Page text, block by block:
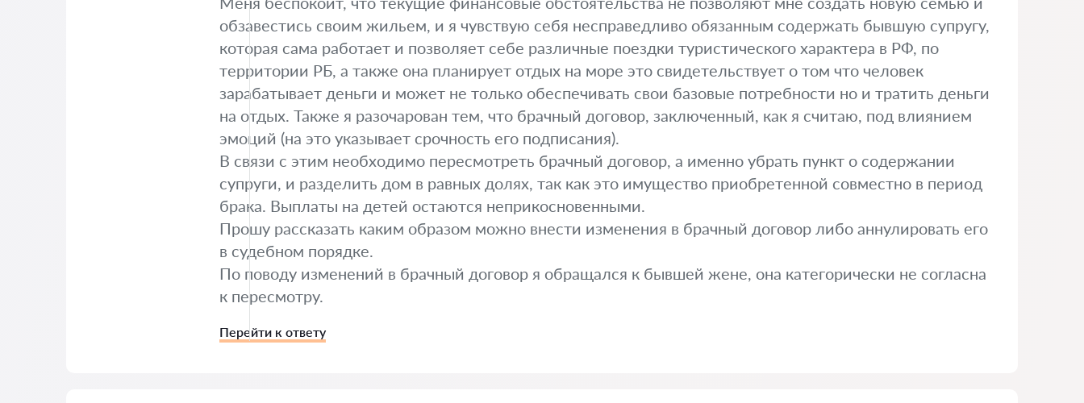
обзавестись своим жильем, и я чувствую себя несправедливо обязанным содержать бывшую супругу,
которая сама работает и позволяет себе различные поездки туристического характера в РФ, по
территории РБ, а также она планирует отдых на море это свидетельствует о том что человек
зарабатывает деньги и может не только обеспечивать свои базовые потребности но и тратить деньги
на отдых. Также я разочарован тем, что брачный договор, заключенный, как я считаю, под влиянием
эмоций (на это указывает срочность его подписания).
В связи с этим необходимо пересмотреть брачный договор, а именно убрать пункт о содержании
супруги, и разделить дом в равных долях, так как это имущество приобретенной совместно в период
брака. Выплаты на детей остаются неприкосновенными.
Прошу рассказать каким образом можно внести изменения в брачный договор либо аннулировать его
в судебном порядке.
По поводу изменений в брачный договор я обращался к бывшей жене, она категорически не согласна
к пересмотру.
Перейти к ответу